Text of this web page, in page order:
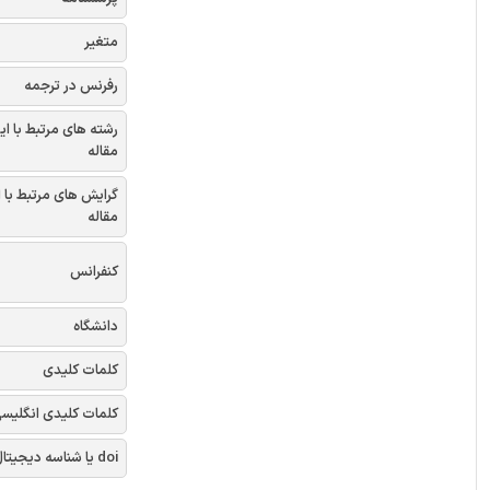
متغیر
رفرنس در ترجمه
رشته های مرتبط با
مقاله
گرایش های مرتبط با
مقاله
کنفرانس
دانشگاه
کلمات کلیدی
کلمات کلیدی
doi یا شناسه دیجیتال